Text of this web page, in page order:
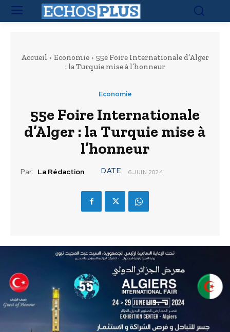
Accueil Economie
55e Foire Internationale d’Alger
: la Turquie mise à l’honneur
Economie
55e Foire Internationale
d’Alger : la Turquie mise à
l’honneur
Par: La Rédaction DATE: 6 JUIN 2024